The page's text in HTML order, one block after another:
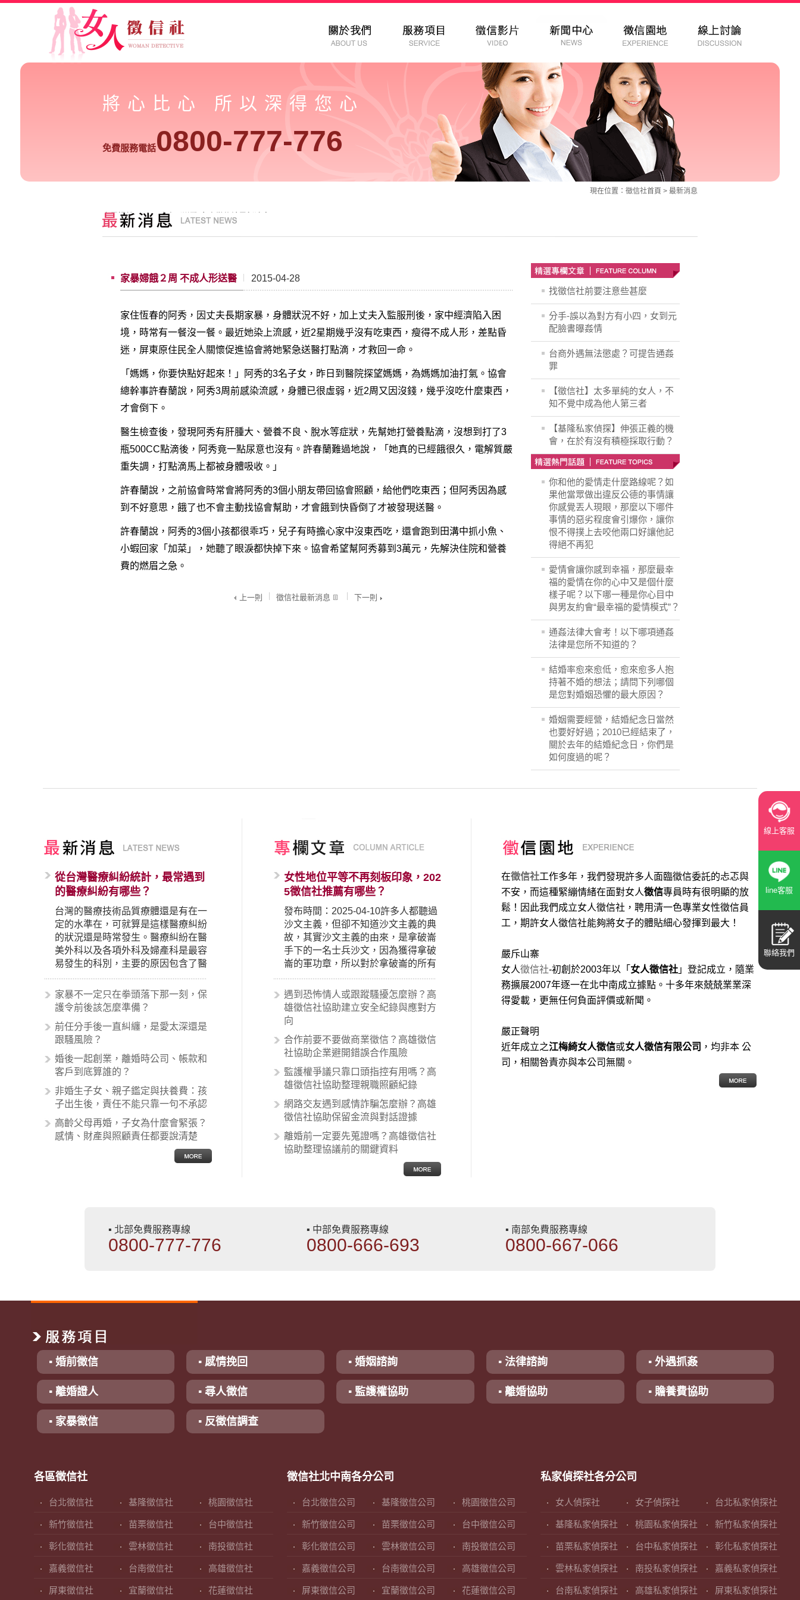
將心比心 所以深得您心
免費服務電話0800-777-776
線上客服
line客服
聯絡我們
現在位置： 徵信社首頁 > 最新消息
家暴婦餓２周 不成人形送醫-女人徵信社最新消息
家暴婦餓２周 不成人形送醫 2015-04-28
家住恆春的阿秀，因丈夫長期家暴，身體狀況不好，加上丈夫入監服刑後，家中經濟陷入困
境，時常有一餐沒一餐。最近她染上流感，近2星期幾乎沒有吃東西，瘦得不成人形，差點昏
迷，屏東原住民全人關懷促進協會將她緊急送醫打點滴，才救回一命。
「媽媽，你要快點好起來！」阿秀的3名子女，昨日到醫院探望媽媽，為媽媽加油打氣。協會
總幹事許春蘭說，阿秀3周前感染流感，身體已很虛弱，近2周又因沒錢，幾乎沒吃什麼東西，
才會倒下。
醫生檢查後，發現阿秀有肝腫大、營養不良、脫水等症狀，先幫她打營養點滴，沒想到打了3
瓶500CC點滴後，阿秀竟一點尿意也沒有。許春蘭難過地說，「她真的已經餓很久，電解質嚴
重失調，打點滴馬上都被身體吸收。」
許春蘭說，之前協會時常會將阿秀的3個小朋友帶回協會照顧，給他們吃東西；但阿秀因為感
到不好意思，餓了也不會主動找協會幫助，才會餓到快昏倒了才被發現送醫。
許春蘭說，阿秀的3個小孩都很乖巧，兒子有時擔心家中沒東西吃，還會跑到田溝中抓小魚、
小蝦回家「加菜」，她聽了眼淚都快掉下來。協會希望幫阿秀募到3萬元，先解決住院和營養
費的燃眉之急。
上一則 徵信社最新消息 下一則
找徵信社前要注意些甚麼
分手-誤以為對方有小四，女到元
配臉書曝姦情
台商外遇無法懲處？可提告通姦
罪
【徵信社】太多單純的女人，不
知不覺中成為他人第三者
【基隆私家偵探】伸張正義的機
會，在於有沒有積極採取行動？
你和他的愛情走什麼路線呢？如
果他當眾做出違反公德的事情讓
你感覺丟人現眼，那麼以下哪件
事情的惡劣程度會引爆你，讓你
恨不得撲上去咬他兩口好讓他記
得絕不再犯
愛情會讓你感到幸福，那麼最幸
福的愛情在你的心中又是個什麼
樣子呢？以下哪一種是你心目中
與男友約會“最幸福的愛情模式”？
通姦法律大會考！以下哪項通姦
法律是您所不知道的？
結婚率愈來愈低，愈來愈多人抱
持著不婚的想法；請問下列哪個
是您對婚姻恐懼的最大原因？
婚姻需要經營，結婚紀念日當然
也要好好過；2010已經結束了，
關於去年的結婚紀念日，你們是
如何度過的呢？
從台灣醫療糾紛統計，最常遇到
的醫療糾紛有哪些？
台灣的醫療技術品質療體還是有在一
定的水準在，可就算是這樣醫療糾紛
的狀況還是時常發生。醫療糾紛在醫
美外科以及各項外科及婦產科是最容
易發生的科別，主要的原因包含了醫
生未盡告知義務、醫療處置疏失、手
術疏失、術後照顧失當、醫療費用的
收取。雖然醫學進步，但醫生與病患
案例中最後都走向訴訟流程，我們如
果不幸遇到相關醫療糾紛時究竟該怎
麼處理呢？醫療糾紛相關的內容其實
非常多，有些案例…
家暴不一定只在拳頭落下那一刻，保
護令前後該怎麼準備？
前任分手後一直糾纏，是愛太深還是
跟騷風險？
婚後一起創業，離婚時公司、帳款和
客戶到底算誰的？
非婚生子女、親子鑑定與扶養費：孩
子出生後，責任不能只靠一句不承認
高齡父母再婚，子女為什麼會緊張？
感情、財產與照顧責任都要說清楚
女性地位平等不再刻板印象，202
5徵信社推薦有哪些？
發布時間：2025-04-10許多人都聽過
沙文主義，但卻不知道沙文主義的典
故，其實沙文主義的由來，是拿破崙
手下的一名士兵沙文，因為獲得拿破
崙的軍功章，所以對於拿破崙的所有
事蹟和政策產生狂熱崇拜，形成偏執
的狀況，所以沙文主義後來就被拿來
暗指偏見和歧視，而且有沙文主義傾
向的人，通常對於自己的國家和民族
國家的人，所以沙文主義也廣泛應用
在種族歧視的說法，甚至還出現了男
性沙文…
遇到恐怖情人或跟蹤騷擾怎麼辦？高
雄徵信社協助建立安全紀錄與應對方
向
合作前要不要做商業徵信？高雄徵信
社協助企業避開錯誤合作風險
監護權爭議只靠口頭指控有用嗎？高
雄徵信社協助整理親職照顧紀錄
網路交友遇到感情詐騙怎麼辦？高雄
徵信社協助保留金流與對話證據
離婚前一定要先蒐證嗎？高雄徵信社
協助整理協議前的關鍵資料
在徵信社工作多年，我們發現許多人面臨徵信委託的忐忑與
不安，而這種緊繃情緒在面對女人徵信專員時有很明顯的放
鬆！因此我們成立女人徵信社，聘用清一色專業女性徵信員
工，期許女人徵信社能夠將女子的體貼細心發揮到最大 ！
嚴斥山寨
女人徵信社-初創於2003年以「 女人徵信社 」登記成立，隨業
務擴展2007年逐一在北中南成立據點。十多年來兢兢業業深
得愛載，更無任何負面評價或新聞。
嚴正聲明
近年成立之江梅綺女人徵信或女人徵信有限公司 ，均非本 公
司，相關咎責亦與本公司無關。
▪ 北部免費服務專線
0800-777-776
▪ 中部免費服務專線
0800-666-693
▪ 南部免費服務專線
0800-667-066
▪ 婚前徵信 ▪ 感情挽回 ▪ 婚姻諮詢 ▪ 法律諮詢 ▪ 外遇抓姦
▪ 離婚證人 ▪ 尋人徵信 ▪ 監護權協助 ▪ 離婚協助 ▪ 贍養費協助
▪ 家暴徵信 ▪ 反徵信調查
各區徵信社
台北徵信社 基隆徵信社 桃園徵信社
新竹徵信社 苗栗徵信社 台中徵信社
彰化徵信社 雲林徵信社 南投徵信社
嘉義徵信社 台南徵信社 高雄徵信社
屏東徵信社 宜蘭徵信社 花蓮徵信社
徵信社北中南各分公司
台北徵信公司 基隆徵信公司 桃園徵信公司
新竹徵信公司 苗栗徵信公司 台中徵信公司
彰化徵信公司 雲林徵信公司 南投徵信公司
嘉義徵信公司 台南徵信公司 高雄徵信公司
屏東徵信公司 宜蘭徵信公司 花蓮徵信公司
私家偵探社各分公司
女人偵探社 女子偵探社 台北私家偵探社
基隆私家偵探社 桃園私家偵探社 新竹私家偵探社
苗栗私家偵探社 台中私家偵探社 彰化私家偵探社
雲林私家偵探社 南投私家偵探社 嘉義私家偵探社
台南私家偵探社 高雄私家偵探社 屏東私家偵探社